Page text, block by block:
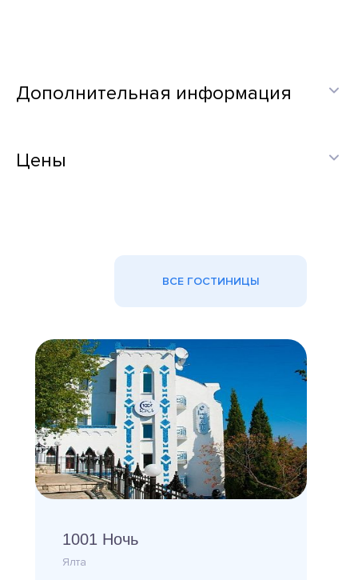
Дополнительная информация
Цены
ВСЕ ГОСТИНИЦЫ
1001 Ночь
Ялта